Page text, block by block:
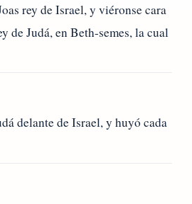
rey de Israel, y viéronse cara
de Judá, en Beth-semes, la cual
delante de Israel, y huyó cada